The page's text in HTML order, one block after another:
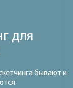
для
бывают и